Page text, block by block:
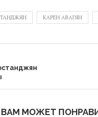
КАРЕН АВАГЯН
ВАМ МОЖЕТ